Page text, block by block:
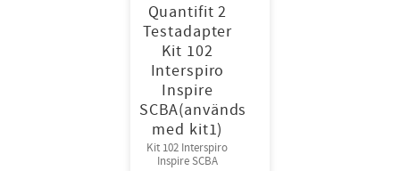
Quantifit 2
Testadapter
Kit 102
Interspiro
Inspire
SCBA(används
med kit1)
Kit 102 Interspiro
Inspire SCBA